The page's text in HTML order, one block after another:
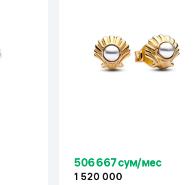
506 667 сум/мес
1 520 000